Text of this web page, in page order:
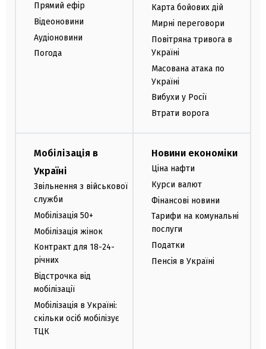
Прямий ефір
Відеоновини
Аудіоновини
Погода
Карта бойових дій
Мирні переговори
Повітряна тривога в
Україні
Масована атака по
Україні
Вибухи у Росії
Втрати ворога
Мобілізація в
Україні
Звільнення з військової
служби
Мобілізація 50+
Мобілізація жінок
Контракт для 18-24-
річних
Відстрочка від
мобілізації
Мобілізація в Україні:
скільки осіб мобілізує
ТЦК
Новини економіки
Ціна нафти
Курси валют
Фінансові новини
Тарифи на комунальні
послуги
Податки
Пенсія в Україні